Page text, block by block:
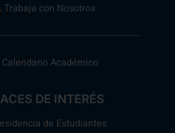
Trabaja con Nosotros
Calendario Académico
DE INTERÉS
de Estudiantes